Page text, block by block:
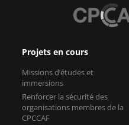
Projets en cours
Missions d’études et
immersions
Renforcer la sécurité des
organisations membres de la
CPCCAF